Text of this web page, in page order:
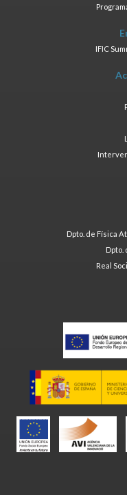
IFIC
Dpto. de Física
Dpto.
Real